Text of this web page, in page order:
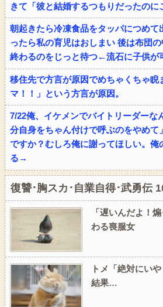
きて「彼と結婚するつもりだったのに
朝起きたら冷凍食品をタッパにつめて
ったら私の育児はおしまい 後は布団
終わるのをじっと待つ←流石に子供
移住先で方言が原因でめちゃくちゃ睨
マ！！」という方言が原因。
7/22俺、イケメンでバイトリーダーな
分自身をちゃん付けで呼ぶのをやめて
ですか？むしろ俺に謝ってほしい。俺
る→
復讐･胸スカ･自業自得･武勇伝
「遅いんだよ！
わる喪服女
トメ「絶対にい
結果…